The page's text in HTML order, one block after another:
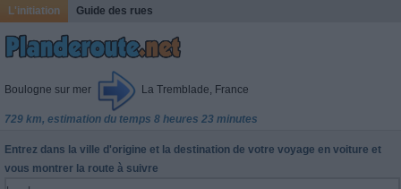
L'initiation Guide des rues
Boulogne sur mer La Tremblade, France
729 km, estimation du temps 8 heures 23 minutes
Entrez dans la ville d'origine et la destination de votre voyage en voiture et
vous montrer la route à suivre